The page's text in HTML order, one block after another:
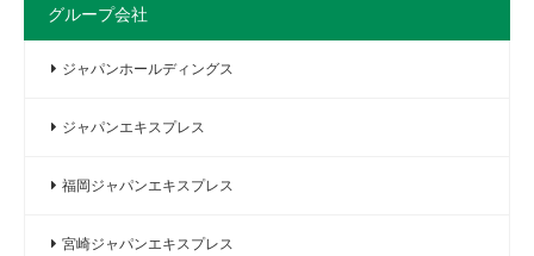
グループ会社
ジャパンホールディングス
ジャパンエキスプレス
福岡ジャパンエキスプレス
宮崎ジャパンエキスプレス